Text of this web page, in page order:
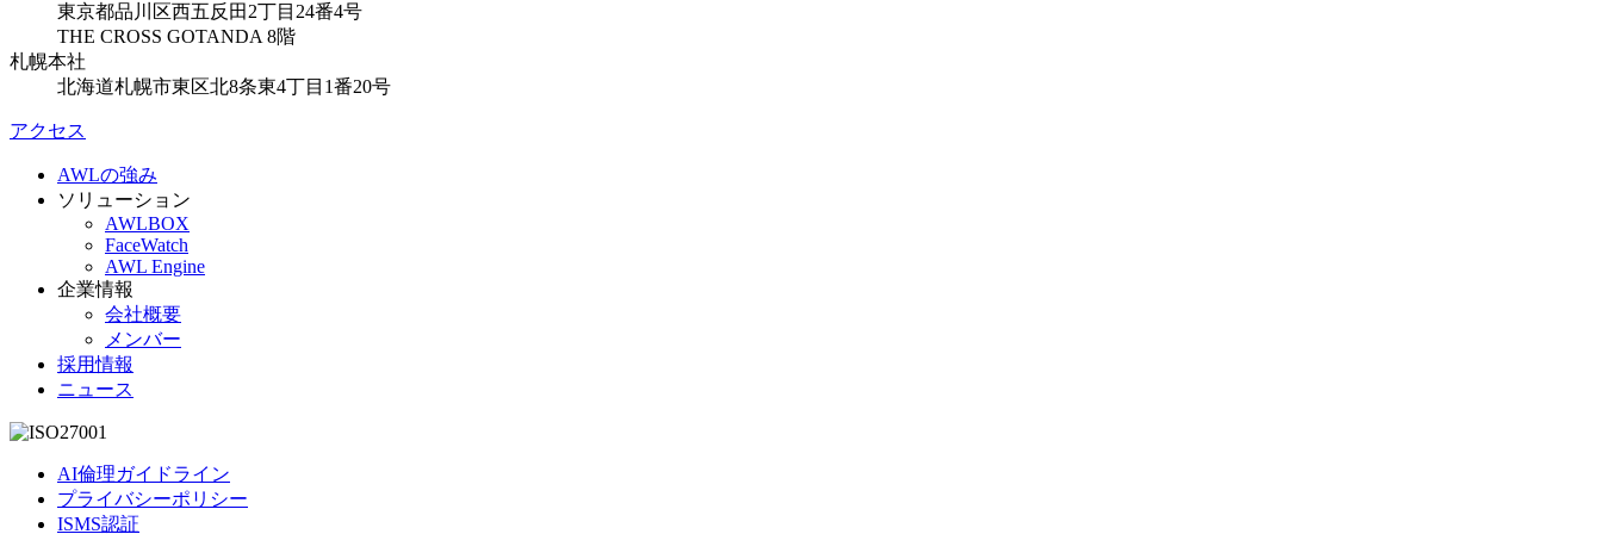
東京都品川区西五反田2丁目24番4号
THE CROSS GOTANDA 8階
札幌本社
北海道札幌市東区北8条東4丁目1番20号
アクセス
AWLの強み
ソリューション
AWLBOX
FaceWatch
AWL Engine
企業情報
会社概要
メンバー
採用情報
ニュース
AI倫理ガイドライン
プライバシーポリシー
ISMS認証